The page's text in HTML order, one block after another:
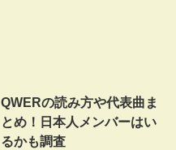
QWERの読み方や代表曲ま
とめ！日本人メンバーはい
るかも調査